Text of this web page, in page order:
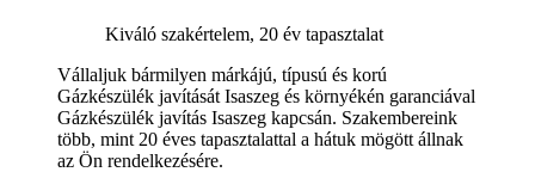
Kiváló szakértelem, 20 év tapasztalat
Vállaljuk bármilyen márkájú, típusú és korú
Gázkészülék javítását Isaszeg és környékén garanciával
Gázkészülék javítás Isaszeg kapcsán. Szakembereink
több, mint 20 éves tapasztalattal a hátuk mögött állnak
az Ön rendelkezésére.